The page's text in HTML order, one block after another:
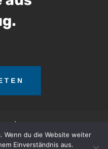
Impressum
Wenn du die Website weiter
Einverständnis aus.